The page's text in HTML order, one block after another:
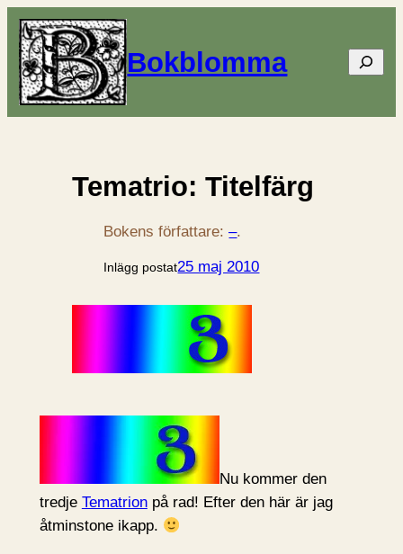
Bokblomma Sök
Tematrio: Titelfärg
Bokens författare:–.
Inlägg postat25 maj 2010
Nu kommer den
tredje Tematrionpå rad! Efter den här är jag
åtminstone ikapp.